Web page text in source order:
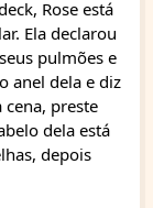
Rose está
Ela declarou
pulmões e
anel dela e diz
preste
dela está
depois